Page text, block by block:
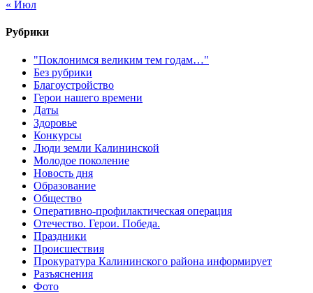
« Июл
Рубрики
"Поклонимся великим тем годам…"
Без рубрики
Благоустройство
Герои нашего времени
Даты
Здоровье
Конкурсы
Люди земли Калининской
Молодое поколение
Новость дня
Образование
Общество
Оперативно-профилактическая операция
Отечество. Герои. Победа.
Праздники
Происшествия
Прокуратура Калининского района информирует
Разъяснения
Фото